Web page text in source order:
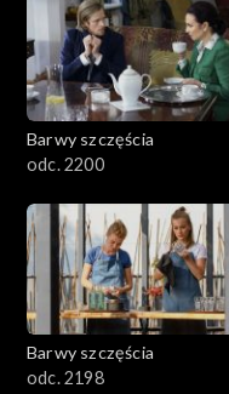
3201-3300
3101-3200
3001-3100
2901-3000
2801–2900
2701–2800
Barwy szczęścia
odc. 2200
Barwy szczęścia
odc. 2198